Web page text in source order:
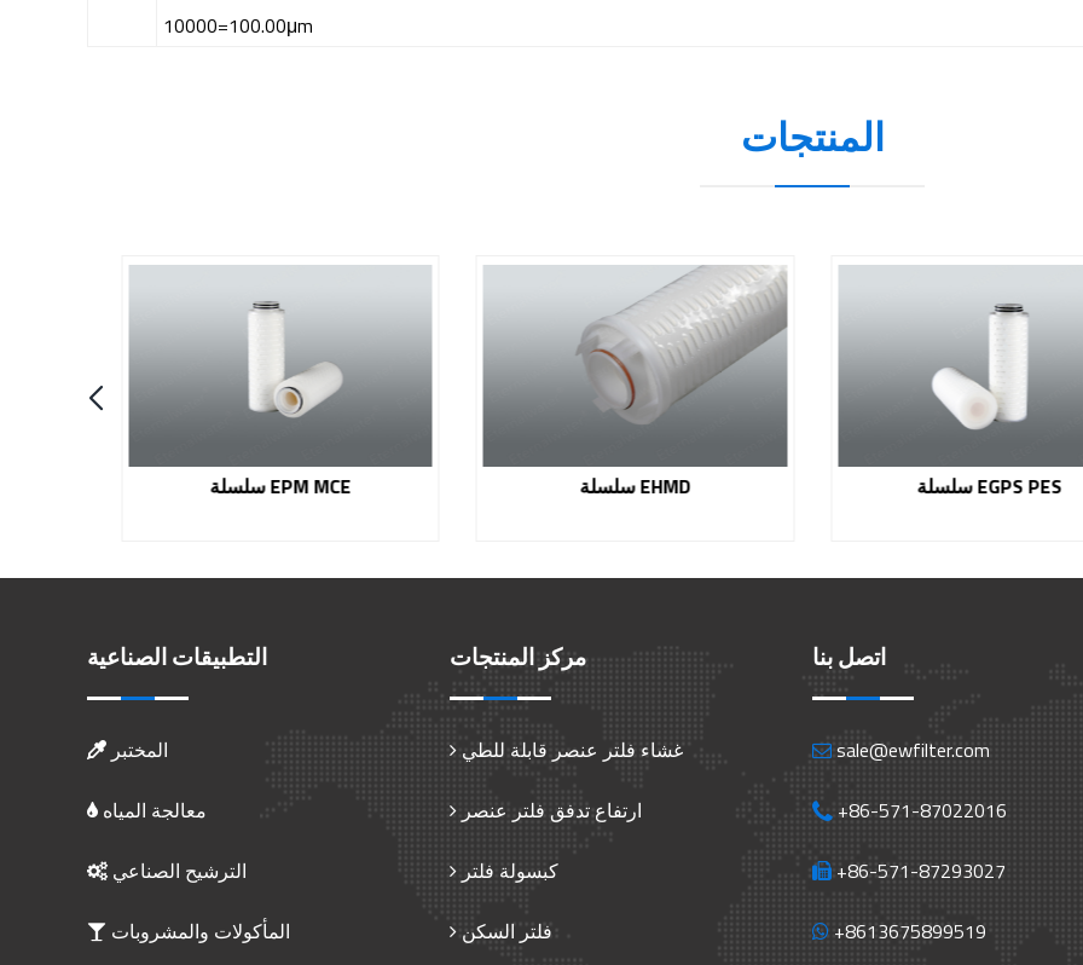
10000=100.00μm
المنتجات
التطبيقات الصناعية
المختبر
معالجة المياه
الترشيح الصناعي
المأكولات والمشروبات
مركز المنتجات
غشاء فلتر عنصر قابلة للطي
ارتفاع تدفق فلتر عنصر
كبسولة فلتر
فلتر السكن
اتصل بنا
sale@ewfilter.com
+86-571-87022016
+86-571-87293027
+8613675899519